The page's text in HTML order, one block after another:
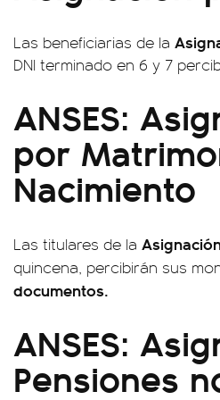
Las beneficiarias de la
DNI terminado en 6 y 7
ANSES:
por
Nacimiento
Las titulares de la
quincena, percibirán sus
documentos.
ANSES:
Pensiones